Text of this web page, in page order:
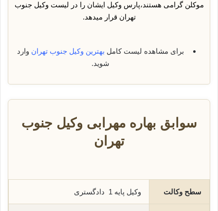
موکلن گرامی هستند،پارس وکیل ایشان را در لیست وکیل جنوب
تهران قرار میدهد.
برای مشاهده لیست کامل بهترین وکیل جنوب تهران وارد
شوید.
سوابق بهاره مهرابی وکیل جنوب
تهران
سطح وکالت وکیل پایه 1 دادگستری